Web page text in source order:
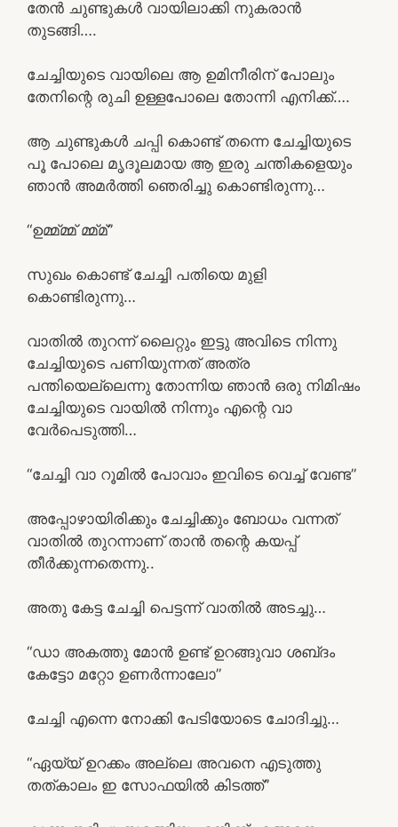
തേൻ ചുണ്ടുകൾ വായിലാക്കി നുകരാൻ
തുടങ്ങി….
ചേച്ചിയുടെ വായിലെ ആ ഉമിനീരിന് പോലും
തേനിന്റെ രുചി ഉള്ളപോലെ തോന്നി എനിക്ക്….
ആ ചുണ്ടുകൾ ചപ്പി കൊണ്ട് തന്നെ ചേച്ചിയുടെ
പൂ പോലെ മൃദൂലമായ ആ ഇരു ചന്തികളെയും
ഞാൻ അമർത്തി ഞെരിച്ചു കൊണ്ടിരുന്നു…
“ഉമ്മ്മ്മ് മ്മ്മ്”
സുഖം കൊണ്ട് ചേച്ചി പതിയെ മുളി
കൊണ്ടിരുന്നു…
വാതിൽ തുറന്ന് ലൈറ്റും ഇട്ടു അവിടെ നിന്നു
ചേച്ചിയുടെ പണിയുന്നത് അത്ര
പന്തിയെല്ലെന്നു തോന്നിയ ഞാൻ ഒരു നിമിഷം
ചേച്ചിയുടെ വായിൽ നിന്നും എന്റെ വാ
വേർപെടുത്തി…
“ചേച്ചി വാ റൂമിൽ പോവാം ഇവിടെ വെച്ച് വേണ്ട”
അപ്പോഴായിരിക്കും ചേച്ചിക്കും ബോധം വന്നത്
വാതിൽ തുറന്നാണ് താൻ തന്റെ കയപ്പ്
തീർക്കുന്നതെന്നു..
അതു കേട്ട ചേച്ചി പെട്ടന്ന് വാതിൽ അടച്ചു…
“ഡാ അകത്തു മോൻ ഉണ്ട് ഉറങ്ങുവാ ശബ്‌ദം
കേട്ടോ മറ്റോ ഉണർന്നാലോ”
ചേച്ചി എന്നെ നോക്കി പേടിയോടെ ചോദിച്ചു…
“ഏയ്യ് ഉറക്കം അല്ലെ അവനെ എടുത്തു
തത്കാലം ഇ സോഫയിൽ കിടത്ത്”